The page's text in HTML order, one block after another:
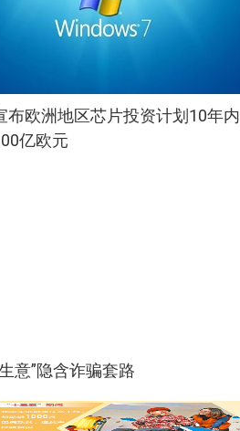
布欧洲地区芯片投资计划10年内
亿欧元
意”隐含诈骗套路